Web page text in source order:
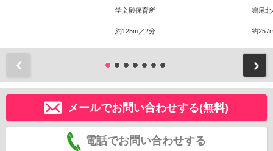
学文殿保育所
約125m／2分
鳴尾北
約
メールでお問い合わせする(無料)
電話でお問い合わせする